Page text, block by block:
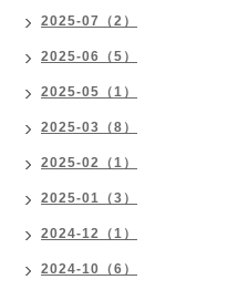
2025-07（2）
2025-06（5）
2025-05（1）
2025-03（8）
2025-02（1）
2025-01（3）
2024-12（1）
2024-10（6）